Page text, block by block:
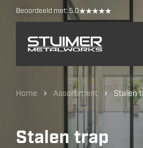
Beoordeeld met: 5.0
Home Assortiment Stalen
Stalen trap